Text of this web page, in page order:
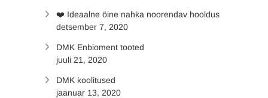
❤️ Ideaalne öine nahka noorendav hooldus
detsember 7, 2020
DMK Enbioment tooted
juuli 21, 2020
DMK koolitused
jaanuar 13, 2020